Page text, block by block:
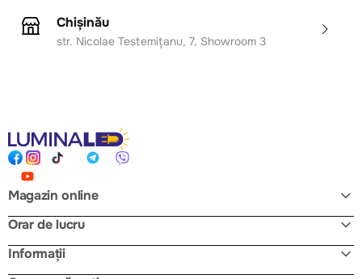
Chișinău
str. Nicolae Testemițanu, 7, Showroom 3
Magazin online
Orar de lucru
Informații